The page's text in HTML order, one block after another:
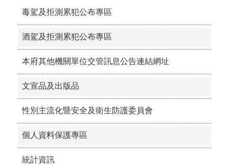
毒駕及拒測累犯公布專區
酒駕及拒測累犯公布專區
本府其他機關單位交管訊息公告連結網址
文宣品及出版品
性別主流化暨安全及衛生防護委員會
個人資料保護專區
統計資訊